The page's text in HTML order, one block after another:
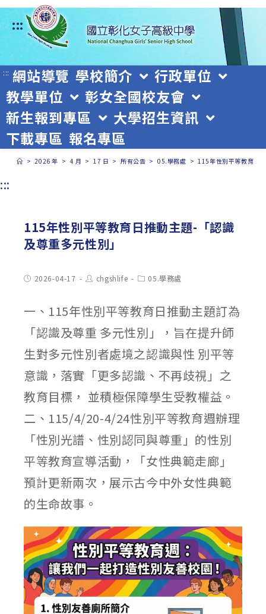
跳
轉
至
主
要
內
容
:::
::: 網站導覽 學校簡介
行政單位
教學單位
彰女全國校友會
新生報到專區
大學招生資訊
下載專區 報名專區
> 2026 年 > 4 月 > 17 日 > 所有公告 > 05.學務處 > 115年性別平等教育日
:::
115年性別平等教育日推動主題-「認識
及尊重多元性別」
Post2026-04-17
Post
author:
chgshlife
Post05.學務處
一、115年性別平等教育日推動主題訂為
「認識及尊重 多元性別」，旨在提升師
生對多元性別者處境之認識與性 別平等
意識，落實「更多認識、不再歧視」之
教育目標， 並積極保障學生受教權益。
二、115/4/20-4/24性別平等教育週辦理
「性別光譜、性別認同與尊重」的性別
平等教育宣導活動，「女性典範走廊」
預計更新兩次，展示古今中外女性典範
的生命故事。